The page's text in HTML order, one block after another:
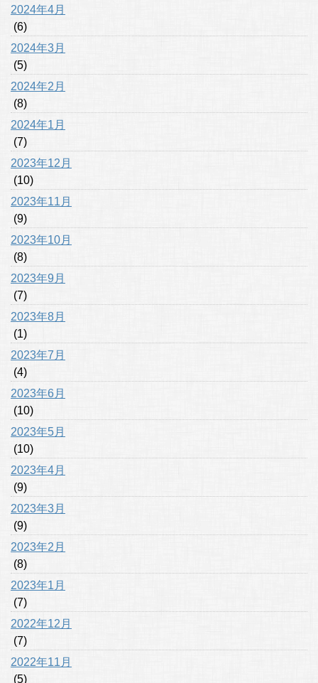
2024年4月
(6)
2024年3月
(5)
2024年2月
(8)
2024年1月
(7)
2023年12月
(10)
2023年11月
(9)
2023年10月
(8)
2023年9月
(7)
2023年8月
(1)
2023年7月
(4)
2023年6月
(10)
2023年5月
(10)
2023年4月
(9)
2023年3月
(9)
2023年2月
(8)
2023年1月
(7)
2022年12月
(7)
2022年11月
(5)